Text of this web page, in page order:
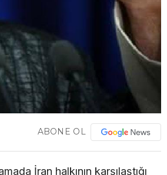
ABONE OL
İran halkının karşılaştığı